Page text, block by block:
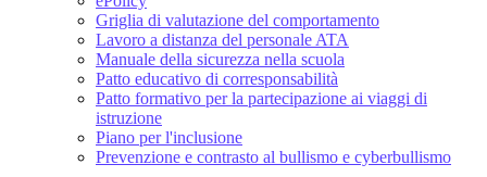
Griglia di valutazione del comportamento
Lavoro a distanza del personale ATA
Manuale della sicurezza nella scuola
Patto educativo di corresponsabilità
Patto formativo per la partecipazione ai viaggi di
istruzione
Piano per l'inclusione
Prevenzione e contrasto al bullismo e cyberbullismo